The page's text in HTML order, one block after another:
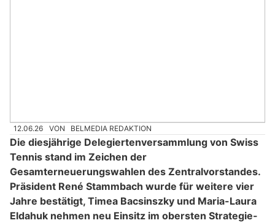
12.06.26 VON BELMEDIA REDAKTION
Die diesjährige Delegiertenversammlung von Swiss
Tennis stand im Zeichen der
Gesamterneuerungswahlen des Zentralvorstandes.
Präsident René Stammbach wurde für weitere vier
Jahre bestätigt, Timea Bacsinszky und Maria-Laura
Eldahuk nehmen neu Einsitz im obersten Strategie-